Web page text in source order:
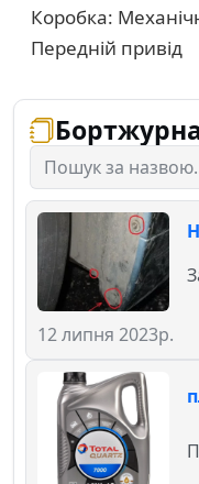
Коробка:
Передній привід
12 липня 2023р.